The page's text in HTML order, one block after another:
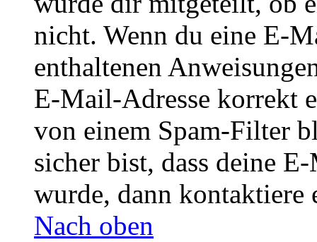
nicht. Wenn du eine E-
enthaltenen
E-Mail-Adresse korrekt
von einem Spam-Filter
sicher bist, dass deine
wurde, dann kontaktiere
Nach oben